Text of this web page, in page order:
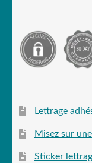
Lettrage
Misez sur
Sticker